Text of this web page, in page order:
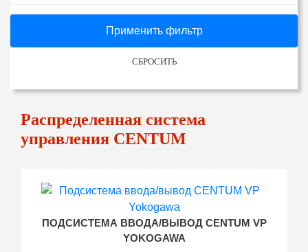
Применить фильтр
СБРОСИТЬ
Распределенная система
управления CENTUM
ПОДСИСТЕМА ВВОДА/ВЫВОД CENTUM VP
YOKOGAWA